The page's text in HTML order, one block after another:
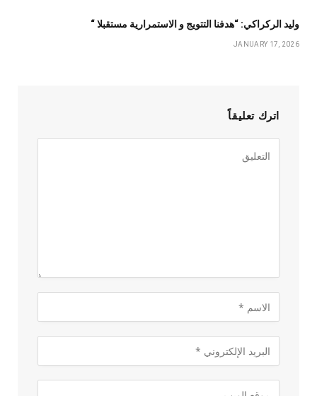
وليد الركراكي: “هدفنا التتويج و الاستمرارية مستقبلا “
JANUARY 17, 2026
اترك تعليقاً